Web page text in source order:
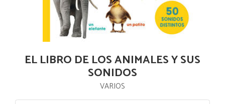
EL LIBRO DE LOS ANIMALES Y SUS
SONIDOS
VARIOS